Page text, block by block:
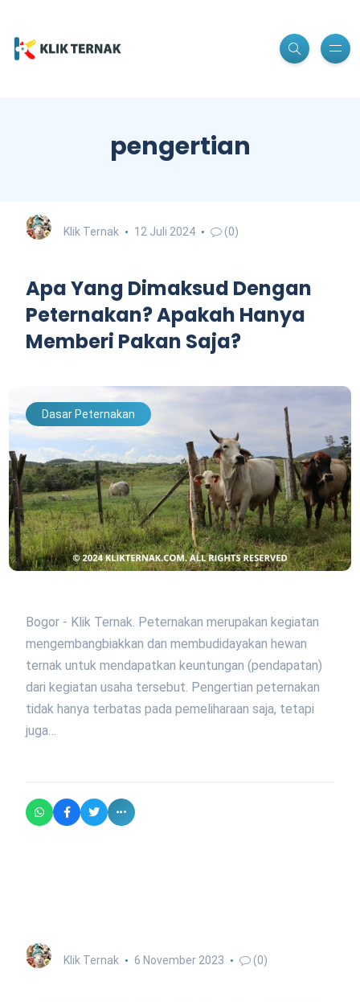
pengertian
Klik Ternak 12 Juli 2024 (0)
Apa Yang Dimaksud Dengan
Peternakan? Apakah Hanya
Memberi Pakan Saja?
Dasar Peternakan
Bogor - Klik Ternak. Peternakan merupakan kegiatan
mengembangbiakkan dan membudidayakan hewan
ternak untuk mendapatkan keuntungan (pendapatan)
dari kegiatan usaha tersebut. Pengertian peternakan
tidak hanya terbatas pada pemeliharaan saja, tetapi
juga…
Klik Ternak 6 November 2023 (0)